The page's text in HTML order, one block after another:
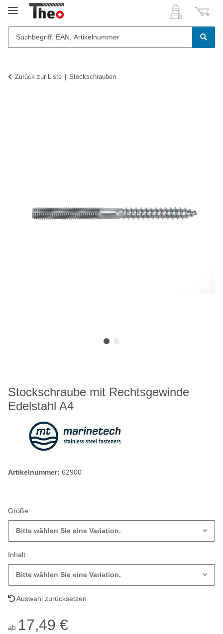
Zurück zur Liste Stockschrauben
Stockschraube mit Rechtsgewinde
Edelstahl A4
Artikelnummer: 62900
Größe
Bitte wählen Sie eine Variation.
Inhalt
Bitte wählen Sie eine Variation.
Auswahl zurücksetzen
ab 17,49 €